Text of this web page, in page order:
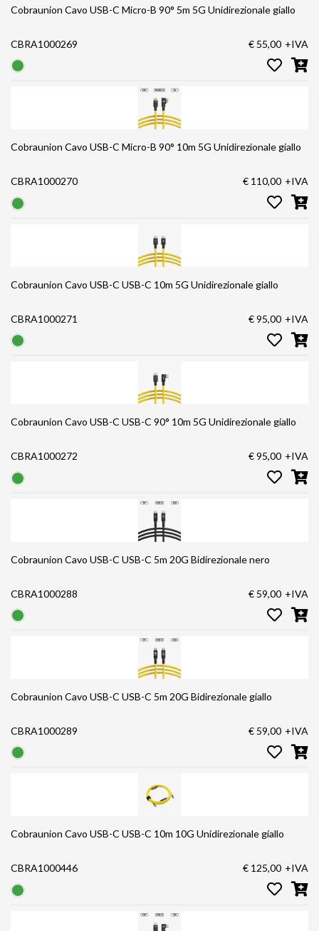
Cobraunion Cavo USB-C Micro-B 90° 5m 5G Unidirezionale giallo
CBRA1000269 € 55,00 +IVA
Cobraunion Cavo USB-C Micro-B 90° 10m 5G Unidirezionale giallo
CBRA1000270 € 110,00 +IVA
Cobraunion Cavo USB-C USB-C 10m 5G Unidirezionale giallo
CBRA1000271 € 95,00 +IVA
Cobraunion Cavo USB-C USB-C 90° 10m 5G Unidirezionale giallo
CBRA1000272 € 95,00 +IVA
Cobraunion Cavo USB-C USB-C 5m 20G Bidirezionale nero
CBRA1000288 € 59,00 +IVA
Cobraunion Cavo USB-C USB-C 5m 20G Bidirezionale giallo
CBRA1000289 € 59,00 +IVA
Cobraunion Cavo USB-C USB-C 10m 10G Unidirezionale giallo
CBRA1000446 € 125,00 +IVA